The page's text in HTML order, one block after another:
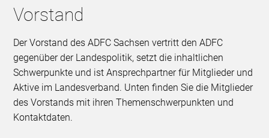
Vorstand
Der Vorstand des ADFC Sachsen vertritt den ADFC
gegenüber der Landespolitik, setzt die inhaltlichen
Schwerpunkte und ist Ansprechpartner für Mitglieder und
Aktive im Landesverband. Unten finden Sie die Mitglieder
des Vorstands mit ihren Themenschwerpunkten und
Kontaktdaten.